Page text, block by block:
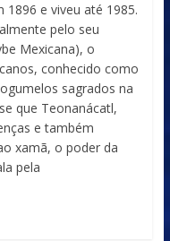
1896 e viveu até 1985.
pelo seu
Mexicana), o
conhecido como
sagrados na
que Teonanácatl,
e também
xamã, o poder da
pela